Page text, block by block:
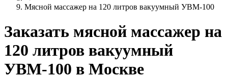
Мясной массажер на 120 литров вакуумный УВМ-100
Заказать мясной массажер на
120 литров вакуумный
УВМ-100 в Москве